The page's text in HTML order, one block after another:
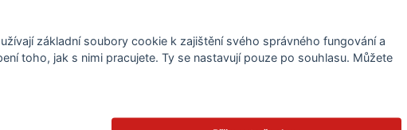
základní soubory cookie k zajištění svého správného fungování a
toho, jak s nimi pracujete. Ty se nastavují pouze po souhlasu. Můžete